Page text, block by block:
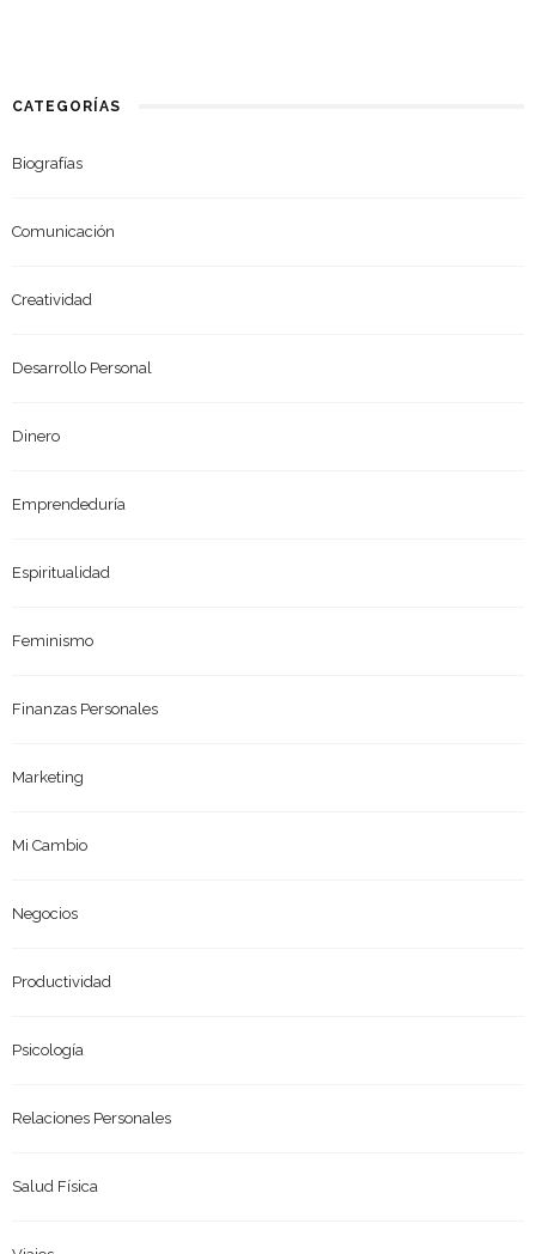
CATEGORÍAS
Biografías
Comunicación
Creatividad
Desarrollo Personal
Dinero
Emprendeduría
Espiritualidad
Feminismo
Finanzas Personales
Marketing
Mi Cambio
Negocios
Productividad
Psicología
Relaciones Personales
Salud Física